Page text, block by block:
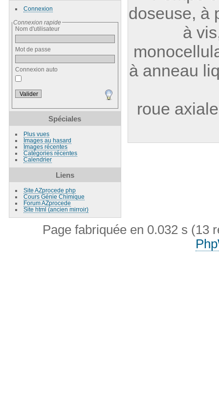
Connexion
Connexion rapide
Nom d'utilisateur
Mot de passe
Connexion auto
Spéciales
Plus vues
Images au hasard
Images récentes
Catégories récentes
Calendrier
Liens
Site AZprocede php
Cours Génie Chimique
Forum AZprocede
Site html (ancien mirroir)
doseuse, à
à
à anneau
roue
Page fabriquée en 0.032 s (13
Php